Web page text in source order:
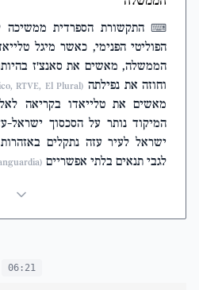
⌨ התקשורת הספרדית ממשיכה
הפוליטי הפנימי, כאשר מיגל
הממשלה, מאשים את סאנצ'ז
וחוזה את נפילתה (El Periódico, RTVE, El Plural)
מאשים את טלייאדו בקריאה
המיקוד נותר על הסכסוך ישראל-
ישראל לעיר עזה נתקלים
לגבי תנאים בלתי אפשריים (El Salto, La Vanguardia)
06:21